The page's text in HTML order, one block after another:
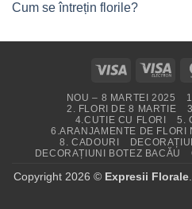
Cum se întrețin florile?
Visa
Visa
NOU – 8 MARTEI 2025
2. FLORI DE 8 MARTIE
4.CUTIE CU FLORI
5.
6.ARANJAMENTE DE FLORI
8. CADOURI
DECORAȚIUNI BOTEZ BACĂU
Copyright 2026 © Expresii Florale